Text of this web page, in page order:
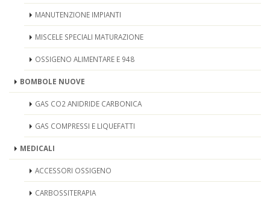
MANUTENZIONE IMPIANTI
MISCELE SPECIALI MATURAZIONE
OSSIGENO ALIMENTARE E 948
BOMBOLE NUOVE
GAS CO2 ANIDRIDE CARBONICA
GAS COMPRESSI E LIQUEFATTI
MEDICALI
ACCESSORI OSSIGENO
CARBOSSITERAPIA